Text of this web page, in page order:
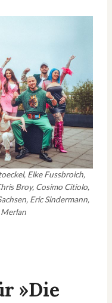
Elke Fussbroich,
Broy, Cosimo Citiolo,
Eric Sindermann,
Merlan
»Die